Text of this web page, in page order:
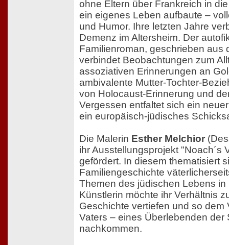
ohne Eltern über Frankreich in
ein eigenes Leben aufbaute –
und Humor. Ihre letzten Jahre
Demenz im Altersheim. Der
Familienroman, geschrieben aus
verbindet Beobachtungen zum
assoziativen Erinnerungen an
ambivalente Mutter-Tochter-
von Holocaust-Erinnerung und
Vergessen entfaltet sich ein
ein europäisch-jüdisches
Die Malerin Esther Melchior
ihr Ausstellungsprojekt "Noach´s
gefördert. In diesem thematisiert
Familiengeschichte
Themen des jüdischen Lebens
Künstlerin möchte ihr Verhältnis
Geschichte vertiefen und so dem
Vaters – eines Überlebenden der
nachkommen.